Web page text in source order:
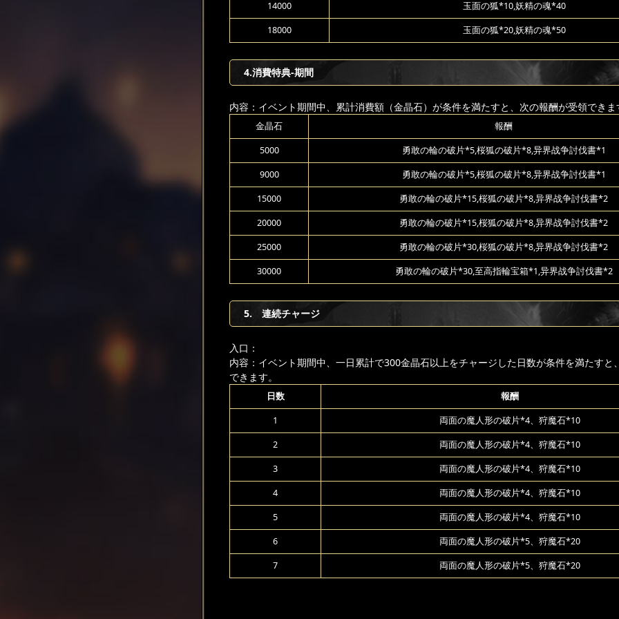
14000 玉面の狐*10,妖精の魂*40
18000 玉面の狐*20,妖精の魂*50
4.消費特典-期間
内容：イベント期間中、累計消費額（金晶石）が条件を満たすと、次の報酬が受領できま
金晶石 報酬
5000 勇敢の輪の破片*5,桜狐の破片*8,异界战争討伐書*1
9000 勇敢の輪の破片*5,桜狐の破片*8,异界战争討伐書*1
15000 勇敢の輪の破片*15,桜狐の破片*8,异界战争討伐書*2
20000 勇敢の輪の破片*15,桜狐の破片*8,异界战争討伐書*2
25000 勇敢の輪の破片*30,桜狐の破片*8,异界战争討伐書*2
30000 勇敢の輪の破片*30,至高指輪宝箱*1,异界战争討伐書*2
5. 連続チャージ
入口：
内容：イベント期間中、一日累計で300金晶石以上をチャージした日数が条件を満たすと
できます。
日数 報酬
1 両面の魔人形の破片*4、狩魔石*10
2 両面の魔人形の破片*4、狩魔石*10
3 両面の魔人形の破片*4、狩魔石*10
4 両面の魔人形の破片*4、狩魔石*10
5 両面の魔人形の破片*4、狩魔石*10
6 両面の魔人形の破片*5、狩魔石*20
7 両面の魔人形の破片*5、狩魔石*20